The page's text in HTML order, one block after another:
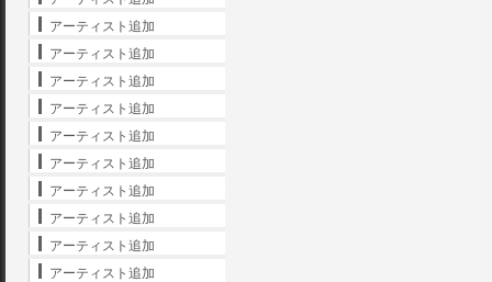
アーティスト追加
アーティスト追加
アーティスト追加
アーティスト追加
アーティスト追加
アーティスト追加
アーティスト追加
アーティスト追加
アーティスト追加
アーティスト追加